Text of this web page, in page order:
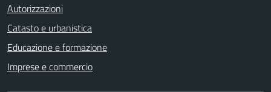
Autorizzazioni
Catasto e urbanistica
Educazione e formazione
Imprese e commercio